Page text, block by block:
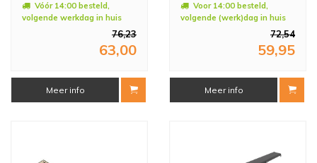
Vóór 14:00 besteld,
volgende werkdag in huis
76,23
63,00
Meer info
Voor 14:00 besteld,
volgende (werk)dag in huis
72,54
59,95
Meer info